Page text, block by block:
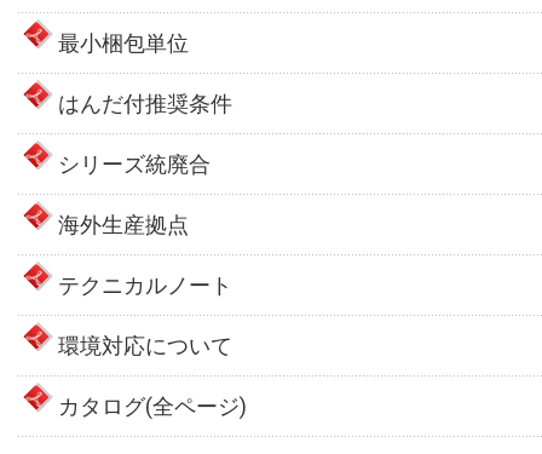
最小梱包単位
はんだ付推奨条件
シリーズ統廃合
海外生産拠点
テクニカルノート
環境対応について
カタログ(全ページ)